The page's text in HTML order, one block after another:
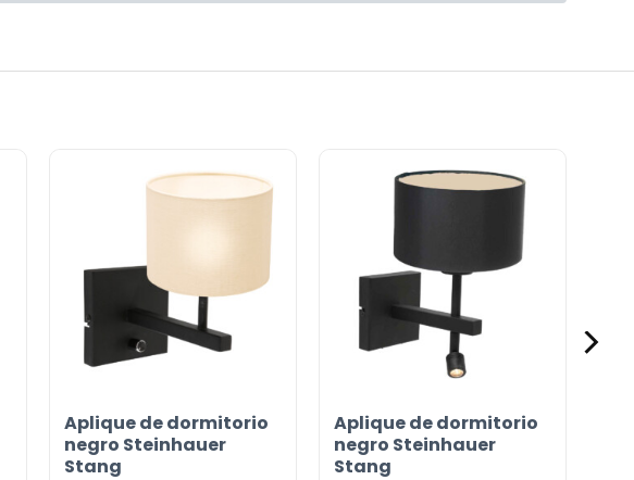
Aplique de dormitorio
negro Steinhauer
Stang
Aplique de dormitorio
negro Steinhauer
Stang